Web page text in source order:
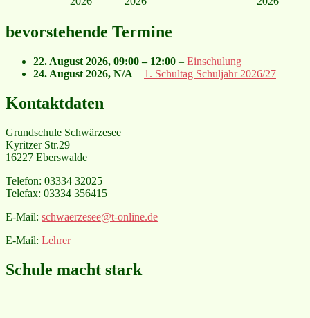
bevorstehende Termine
22. August 2026, 09:00 – 12:00 – Einschulung
24. August 2026, N/A – 1. Schultag Schuljahr 2026/27
Kontaktdaten
Grundschule Schwärzesee
Kyritzer Str.29
16227 Eberswalde
Telefon: 03334 32025
Telefax: 03334 356415
E-Mail: schwaerzesee@t-online.de
E-Mail: Lehrer
Schule macht stark